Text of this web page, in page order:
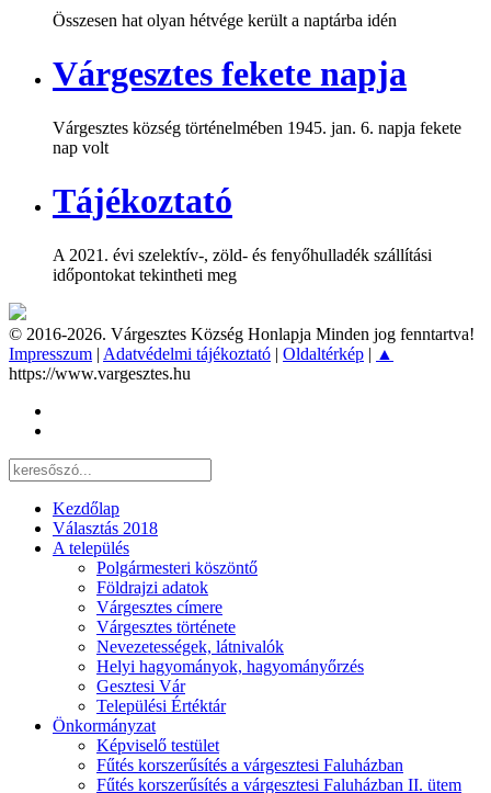
Összesen hat olyan hétvége került a naptárba idén
Várgesztes fekete napja
Várgesztes község történelmében 1945. jan. 6. napja fekete
nap volt
Tájékoztató
A 2021. évi szelektív-, zöld- és fenyőhulladék szállítási
időpontokat tekintheti meg
© 2016-2026. Várgesztes Község Honlapja Minden jog fenntartva!
Impresszum | Adatvédelmi tájékoztató | Oldaltérkép | ▲
https://www.vargesztes.hu
Kezdőlap
Választás 2018
A település
Polgármesteri köszöntő
Földrajzi adatok
Várgesztes címere
Várgesztes története
Nevezetességek, látnivalók
Helyi hagyományok, hagyományőrzés
Gesztesi Vár
Települési Értéktár
Önkormányzat
Képviselő testület
Fűtés korszerűsítés a várgesztesi Faluházban
Fűtés korszerűsítés a várgesztesi Faluházban II. ütem